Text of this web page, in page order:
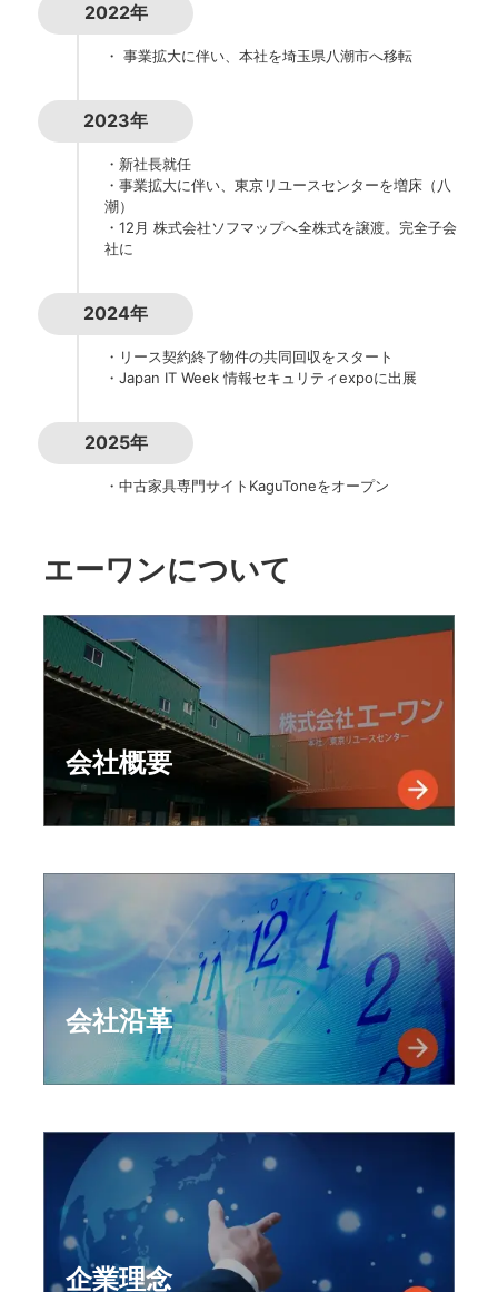
2022年
・ 事業拡大に伴い、本社を埼玉県八潮市へ移転
2023年
・新社長就任
・事業拡大に伴い、東京リユースセンターを増床（八
潮）
・12月 株式会社ソフマップへ全株式を譲渡。完全子会
社に
2024年
・リース契約終了物件の共同回収をスタート
・Japan IT Week 情報セキュリティexpoに出展
2025年
・中古家具専門サイトKaguToneをオープン
エーワンについて
会社概要
会社沿革
企業理念